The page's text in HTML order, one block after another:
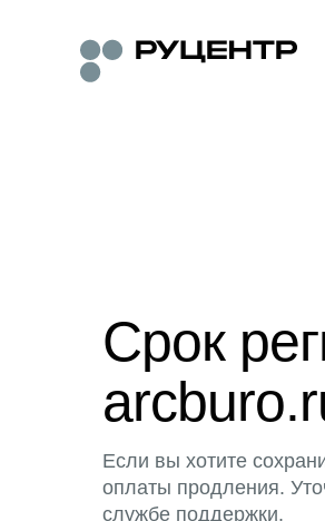
Срок
Если вы хотите
оплаты продления.
службе поддержки.